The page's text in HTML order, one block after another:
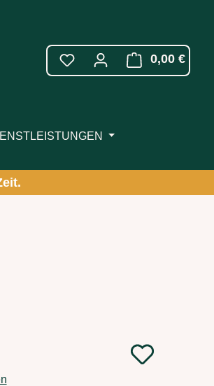
0,00 €